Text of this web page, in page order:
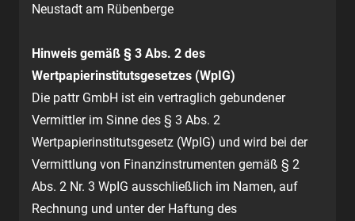
Neustadt am Rübenberge
Hinweis gemäß § 3 Abs. 2 des
Wertpapierinstitutsgesetzes (WpIG)
Die pattr GmbH ist ein vertraglich gebundener
Vermittler im Sinne des § 3 Abs. 2
Wertpapierinstitutsgesetz (WpIG) und wird bei der
Vermittlung von Finanzinstrumenten gemäß § 2
Abs. 2 Nr. 3 WpIG ausschließlich im Namen, auf
Rechnung und unter der Haftung des